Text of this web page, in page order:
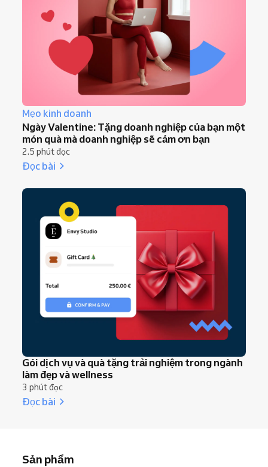
Mẹo kinh doanh
Ngày Valentine: Tặng doanh nghiệp của bạn một
món quà mà doanh nghiệp sẽ cảm ơn bạn
2.5 phút đọc
Đọc bài
Gói dịch vụ và quà tặng trải nghiệm trong ngành
làm đẹp và wellness
3 phút đọc
Đọc bài
Sản phẩm